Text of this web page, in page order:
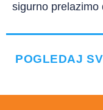
sigurno prelazimo
POGLEDAJ